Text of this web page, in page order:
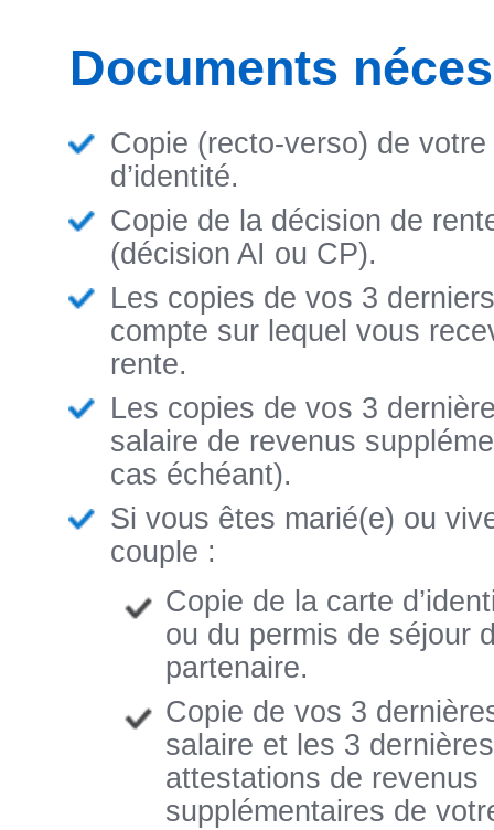
Documents
Copie (recto-verso) de
d’identité.
Copie de la décision de
(décision AI ou CP).
Les copies de vos 3
compte sur lequel vous
rente.
Les copies de vos 3
salaire de revenus
cas échéant).
Si vous êtes marié(e) ou
couple :
Copie de la carte
ou du permis de séjour
partenaire.
Copie de vos 3
salaire et les 3 dernières
attestations de revenus
supplémentaires de